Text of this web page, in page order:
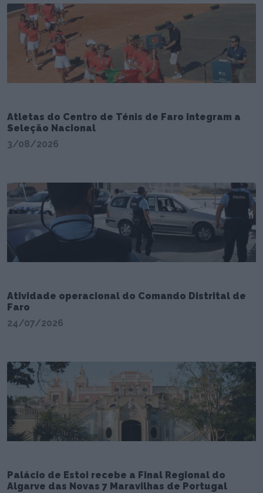
Atletas do Centro de Ténis de Faro integram a
Seleção Nacional
3/08/2026
Atividade operacional do Comando Distrital de
Faro
24/07/2026
Palácio de Estoi recebe a Final Regional do
Algarve das Novas 7 Maravilhas de Portugal